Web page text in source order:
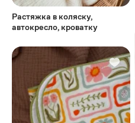
Растяжка в коляску,
автокресло, кроватку